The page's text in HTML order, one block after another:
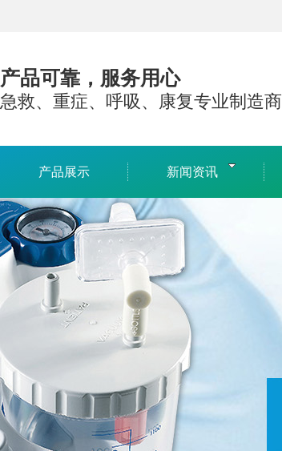
产品可靠，服务用心
急救、重症、呼吸、康复专业制造商
产品展示 新闻资讯